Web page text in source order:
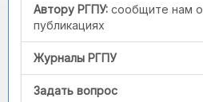
Автору РГПУ: сообщите нам о
публикациях
Журналы РГПУ
Задать вопрос